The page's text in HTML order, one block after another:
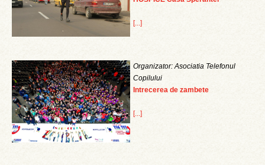
[...]
Organizator: Asociatia Telefonul
Copilului
Intrecerea de zambete
[...]